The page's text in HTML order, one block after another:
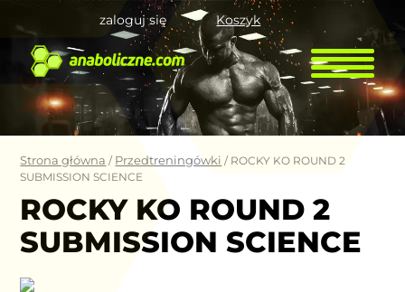
Koszyk
zaloguj się
Strona główna / Przedtreningówki / ROCKY KO ROUND 2
SUBMISSION SCIENCE
ROCKY KO ROUND 2
SUBMISSION SCIENCE